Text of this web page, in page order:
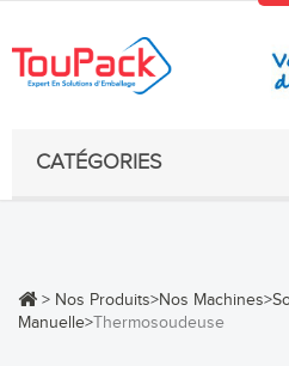
CATÉGORIES
> Nos Produits>Nos Machines>
Manuelle>Thermosoudeuse